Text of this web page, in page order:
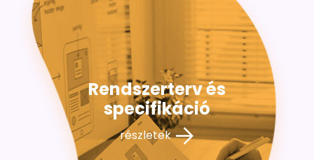
Rendszerterv és
specifikáció
részletek